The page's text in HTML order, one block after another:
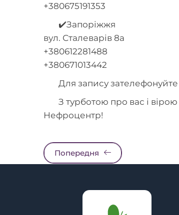
+380675191353
✔️Запоріжжя
вул. Сталеварів 8а
+380612281488
+380671013442
Для запису зателефонуйте
З турботою про вас і
Нефроцентр!
Попередня